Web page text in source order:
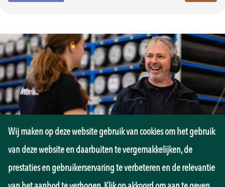
Machine Operator 3 Ploegendiensten
Wij maken op deze website gebruik van cookies om het gebruik
van deze website en daarbuiten te vergemakkelijken, de
prestaties en gebruikerservaring te verbeteren en de relevantie